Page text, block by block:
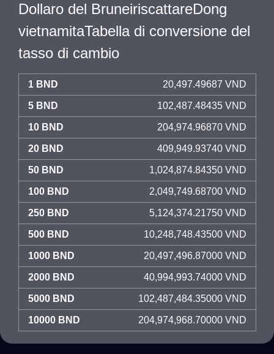
Dollaro del BruneiriscattareDong
vietnamitaTabella di conversione del
tasso di cambio
1 BND 20,497.49687 VND
5 BND 102,487.48435 VND
10 BND 204,974.96870 VND
20 BND 409,949.93740 VND
50 BND 1,024,874.84350 VND
100 BND 2,049,749.68700 VND
250 BND 5,124,374.21750 VND
500 BND 10,248,748.43500 VND
1000 BND 20,497,496.87000 VND
2000 BND 40,994,993.74000 VND
5000 BND 102,487,484.35000 VND
10000 BND 204,974,968.70000 VND